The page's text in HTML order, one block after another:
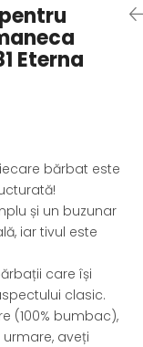
Eterna
bărbat este
și un buzunar
iar tivul este
care își
clasic.
(100% bumbac),
aveți